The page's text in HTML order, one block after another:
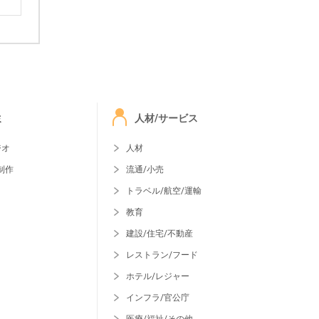
作
人材/サービス
人材
流通/小売
トラベル/航空/運輸
教育
建設/住宅/不動産
レストラン/フード
ホテル/レジャー
インフラ/官公庁